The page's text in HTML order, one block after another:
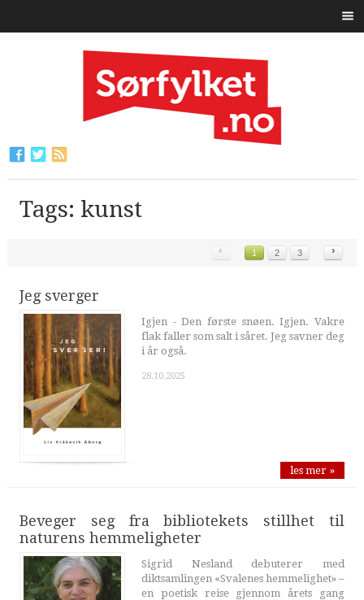
Tags: kunst
‹ 1 2 3 ›
Jeg sverger
Igjen - Den første snøen. Igjen. Vakre
flak faller som salt i såret. Jeg savner deg
i år også.
28.10.2025
les mer »
Beveger seg fra bibliotekets stillhet til
naturens hemmeligheter
Sigrid Nesland debuterer med
diktsamlingen «Svalenes hemmelighet» –
en poetisk reise gjennom årets gang